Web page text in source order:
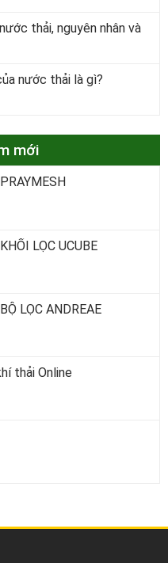
thải, nguyên nhân và
nước thải là gì?
mới
LỌC UCUBE
LỌC ANDREAE
thải Online